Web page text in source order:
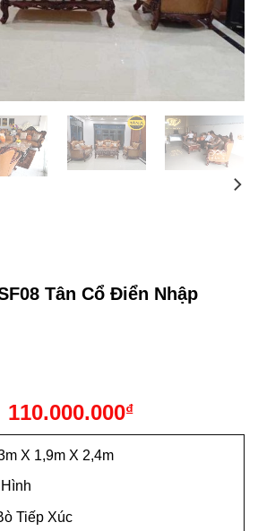
Tân Cổ Điển Nhập
Giá
gốc
là:
137.500.000₫.
110.000.000₫Giá
hiện
X 1,9m X 2,4m
Tiếp Xúc